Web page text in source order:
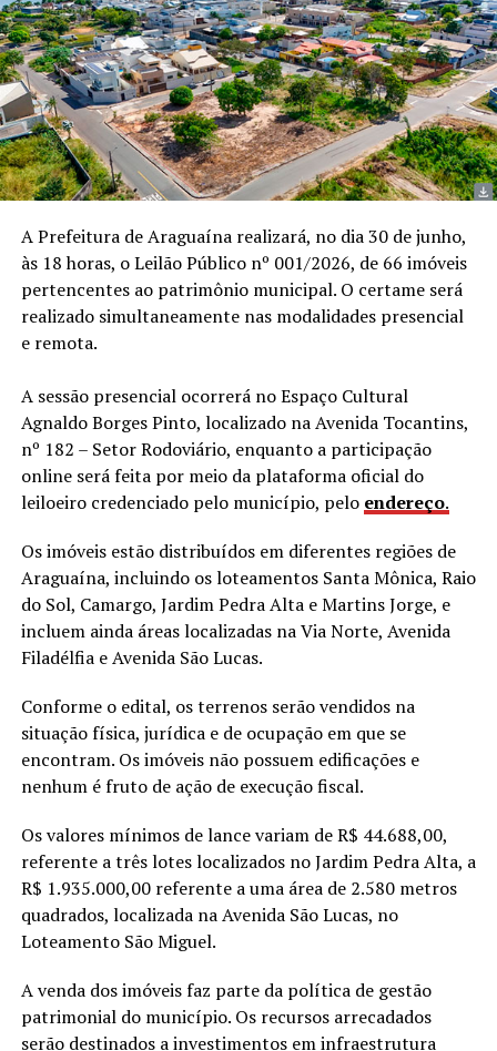
A Prefeitura de Araguaína realizará, no dia 30 de junho,
às 18 horas, o Leilão Público nº 001/2026, de 66 imóveis
pertencentes ao patrimônio municipal. O certame será
realizado simultaneamente nas modalidades presencial
e remota.
A sessão presencial ocorrerá no Espaço Cultural
Agnaldo Borges Pinto, localizado na Avenida Tocantins,
nº 182 – Setor Rodoviário, enquanto a participação
online será feita por meio da plataforma oficial do
leiloeiro credenciado pelo município, pelo endereço.
Os imóveis estão distribuídos em diferentes regiões de
Araguaína, incluindo os loteamentos Santa Mônica, Raio
do Sol, Camargo, Jardim Pedra Alta e Martins Jorge, e
incluem ainda áreas localizadas na Via Norte, Avenida
Filadélfia e Avenida São Lucas.
Conforme o edital, os terrenos serão vendidos na
situação física, jurídica e de ocupação em que se
encontram. Os imóveis não possuem edificações e
nenhum é fruto de ação de execução fiscal.
Os valores mínimos de lance variam de R$ 44.688,00,
referente a três lotes localizados no Jardim Pedra Alta, a
R$ 1.935.000,00 referente a uma área de 2.580 metros
quadrados, localizada na Avenida São Lucas, no
Loteamento São Miguel.
A venda dos imóveis faz parte da política de gestão
patrimonial do município. Os recursos arrecadados
serão destinados a investimentos em infraestrutura